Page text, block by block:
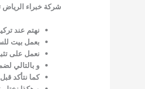
شركة خبراء الرياض
نهتم عند
بعمل بيت
نعمل على
و بالتالي
كما نتأكد